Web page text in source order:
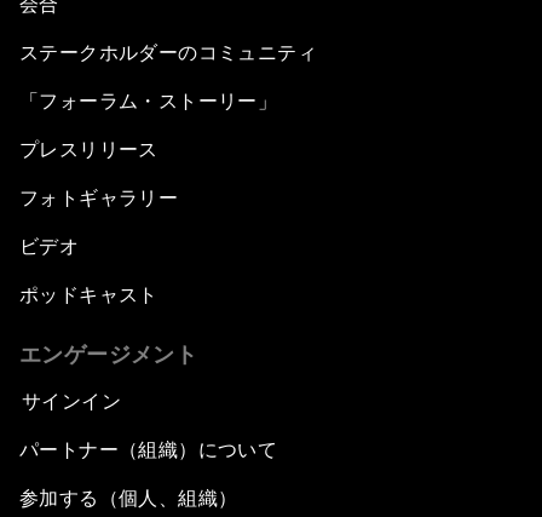
ステークホルダーのコミュニティ
「フォーラム・ストーリー」
プレスリリース
フォトギャラリー
ビデオ
ポッドキャスト
エンゲージメント
サインイン
パートナー（組織）について
参加する（個人、組織）